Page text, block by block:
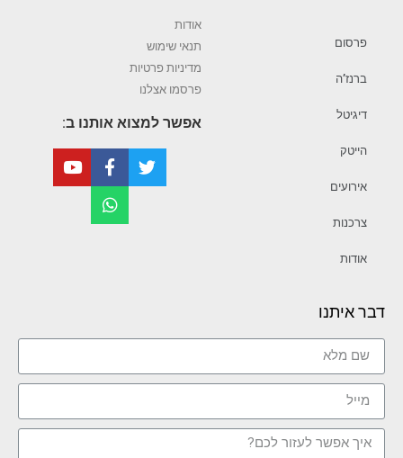
פרסום
ברנז’ה
דיגיטל
הייטק
אירועים
צרכנות
אודות
אודות
תנאי שימוש
מדיניות פרטיות
פרסמו אצלנו
אפשר למצוא אותנו ב:
דבר איתנו